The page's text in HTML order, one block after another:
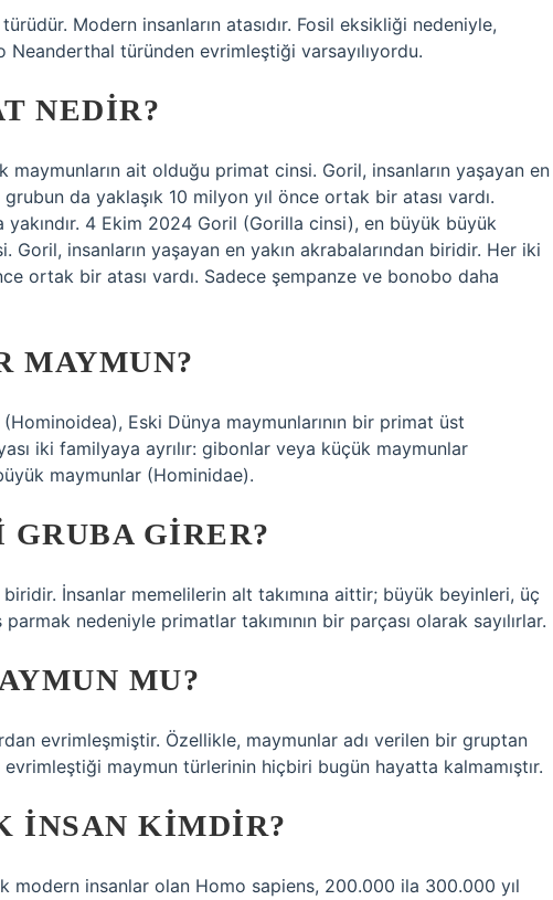
Modern insanların atasıdır. Fosil eksikliği nedeniyle,
Neanderthal türünden evrimleştiği varsayılıyordu.
NEDIR?
ait olduğu primat cinsi. Goril, insanların yaşayan en
da yaklaşık 10 milyon yıl önce ortak bir atası vardı.
4 Ekim 2024 Goril (Gorilla cinsi), en büyük büyük
Goril, insanların yaşayan en yakın akrabalarından biridir. Her iki
ortak bir atası vardı. Sadece şempanze ve bonobo daha
MAYMUN?
Eski Dünya maymunlarının bir primat üst
iki familyaya ayrılır: gibonlar veya küçük maymunlar
maymunlar (Hominidae).
GIRER?
biridir. İnsanlar memelilerin alt takımına aittir; büyük beyinleri, üç
nedeniyle primatlar takımının bir parçası olarak sayılırlar.
MU?
evrimleşmiştir. Özellikle, maymunlar adı verilen bir gruptan
maymun türlerinin hiçbiri bugün hayatta kalmamıştır.
INSAN KIMDIR?
modern insanlar olan Homo sapiens, 200.000 ila 300.000 yıl